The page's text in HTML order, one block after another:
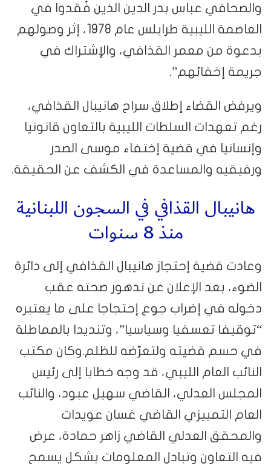
والصحافي عباس بدر الدين الذين فُقدوا في
العاصمة الليبية طرابلس عام 1978، إثر وصولهم
بدعوة من معمر القذافي، والإشتراك في
جريمة إخفائهم”.
ويرفض القضاء إطلاق سراح هانيبال القذافي،
رغم تعهدات السلطات الليبية بالتعاون قانونيا
وإنسانيا في قضية إختفاء موسى الصدر
ورفيقيه والمساعدة في الكشف عن الحقيقة.
هانيبال القذافي في السجون اللبنانية
منذ 8 سنوات
وعادت قضية إحتجاز هانيبال القذافي إلى دائرة
الضوء، بعد الإعلان عن تدهور صحته عقب
دخوله في إضراب جوع إحتجاجا على ما يعتبره
“توقيفا تعسفيا وسياسيا”، وتنديدا بالمماطلة
في حسم قضيته ولتعرّضه للظلم.وكان مكتب
النائب العام الليبي، قد وجه خطابا إلى رئيس
المجلس العدلي، القاضي سهيل عبود، والنائب
العام التمييزي القاضي غسان عويدات
والمحقق العدلي القاضي زاهر حمادة، عرض
فيه التعاون وتبادل المعلومات بشكل يسمح